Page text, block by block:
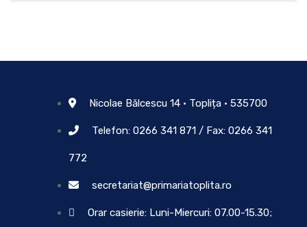
Nicolae Bălcescu 14 • Toplița • 535700
Telefon: 0266 341 871 / Fax: 0266 341
772
secretariat@primariatoplita.ro
Orar casierie: Luni-Miercuri: 07.00-15.30;